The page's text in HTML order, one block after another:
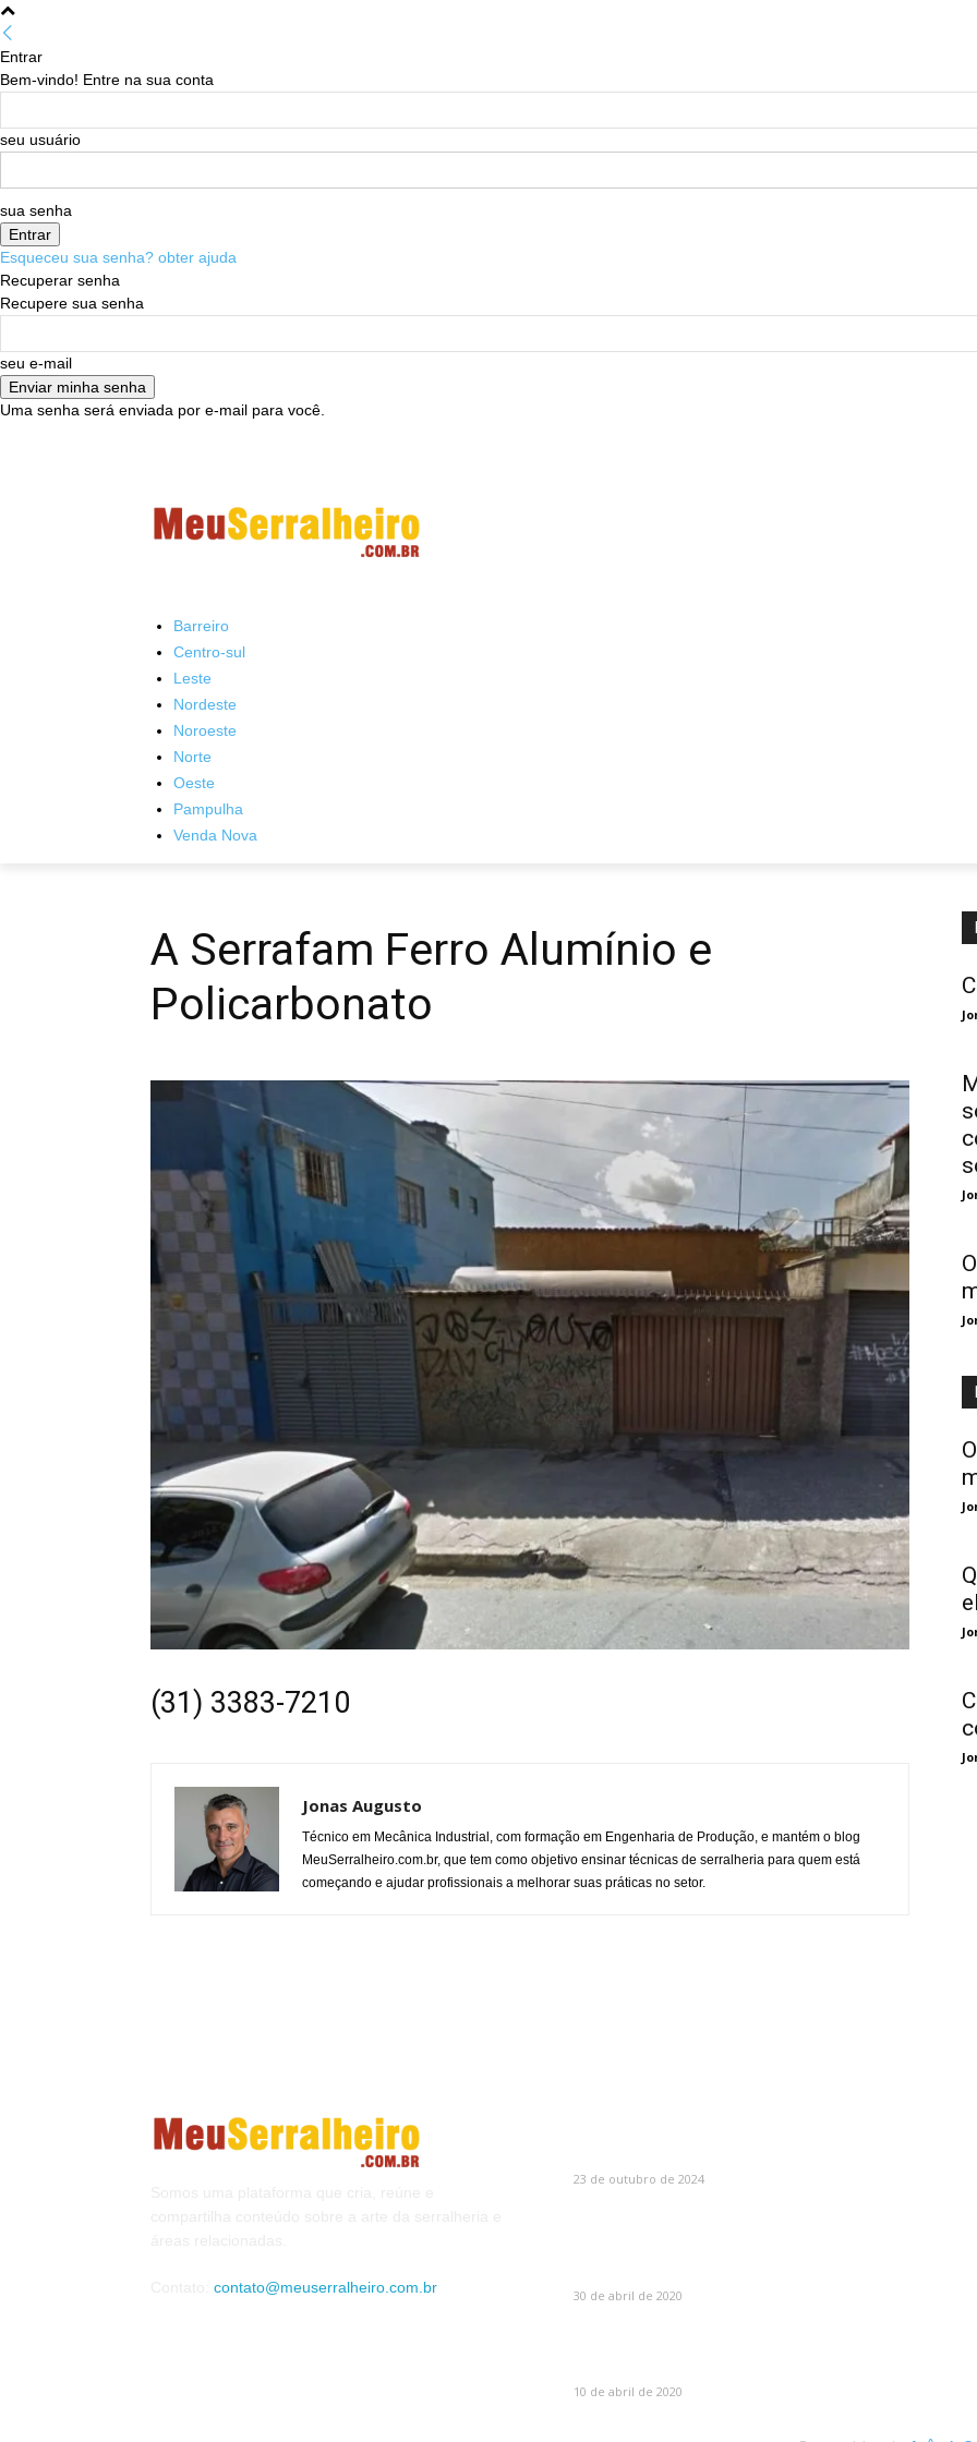
Entrar
Bem-vindo! Entre na sua conta
seu usuário
sua senha
Esqueceu sua senha? obter ajuda
Recuperar senha
Recupere sua senha
seu e-mail
Uma senha será enviada por e-mail para você.
Barreiro
Centro-sul
Leste
Nordeste
Noroeste
Norte
Oeste
Pampulha
Venda Nova
A Serrafam Ferro Alumínio e
Policarbonato
(31) 3383-7210
Jonas Augusto
Técnico em Mecânica Industrial, com formação em Engenharia de Produção, e mantém o blog
MeuSerralheiro.com.br, que tem como objetivo ensinar técnicas de serralheria para quem está
começando e ajudar profissionais a melhorar suas práticas no setor.
contato@meuserralheiro.com.br
23 de outubro de 2024
30 de abril de 2020
10 de abril de 2020